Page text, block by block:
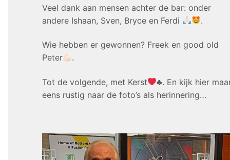
Veel dank aan mensen achter de bar: onder
andere Ishaan, Sven, Bryce en Ferdi
.
Wie hebben er gewonnen? Freek en good old
Peter
.
Tot de volgende, met Kerst ♣️. En kijk hier
eens rustig naar de foto’s als herinnering…